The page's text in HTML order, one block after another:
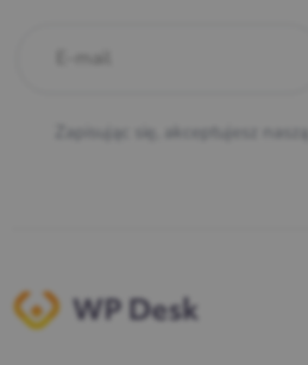
Zapisując się, akceptujesz naszą